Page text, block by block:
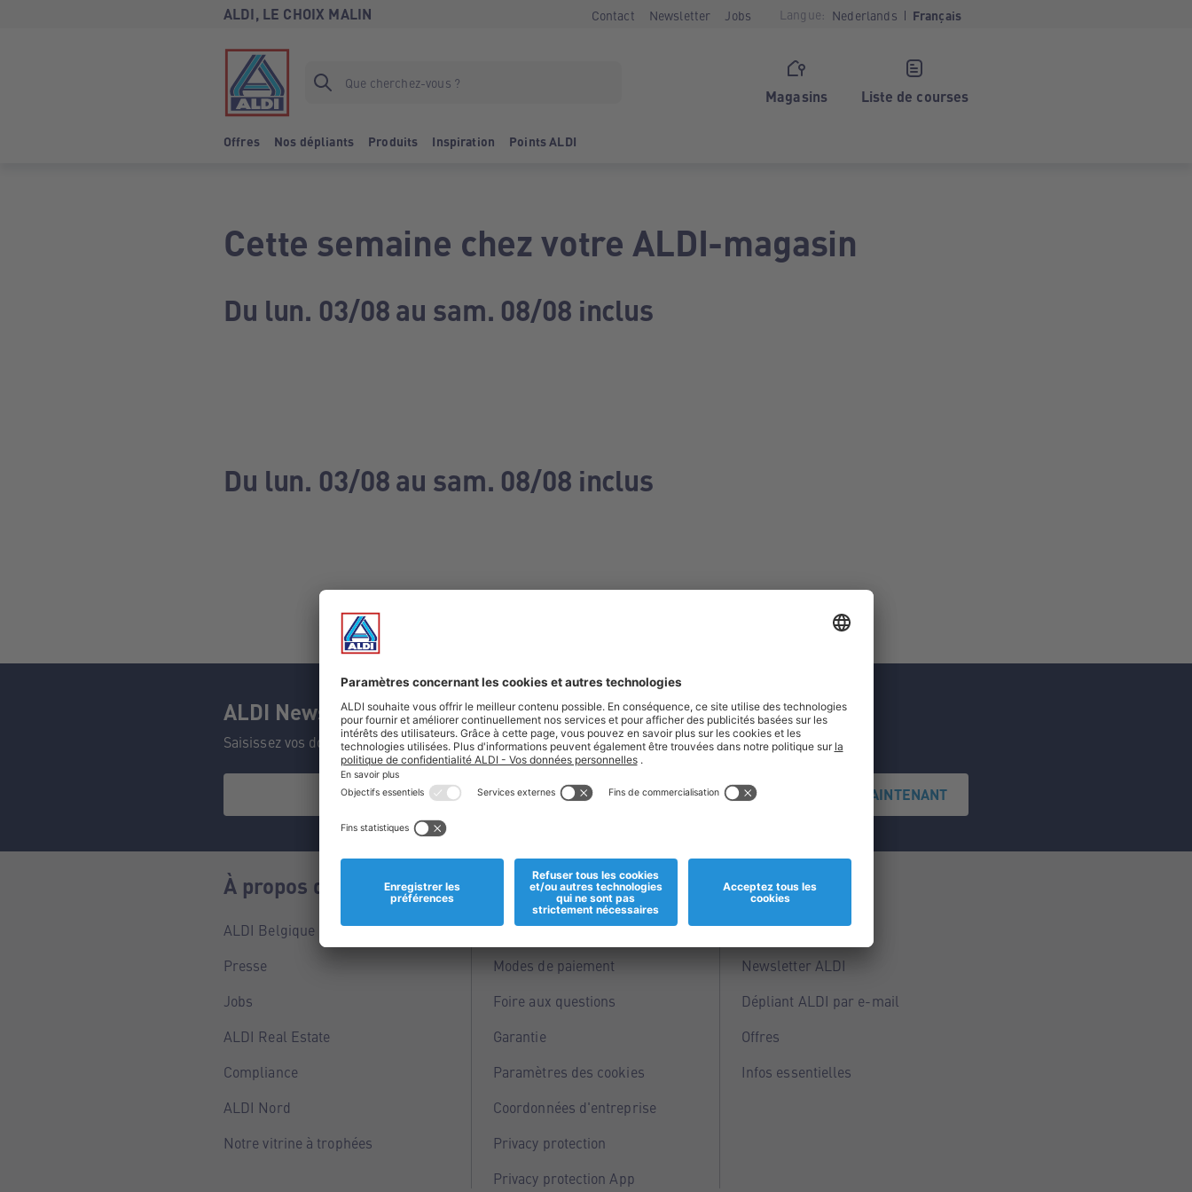
ALDI, LE CHOIX MALIN Contact Newsletter Jobs Langue: Nederlands Français
Magasins Liste de courses
Offres Nos dépliants Produits Inspiration Points ALDI
Cette semaine chez votre ALDI-magasin
Du lun. 03/08 au sam. 08/08 inclus
Du lun. 03/08 au sam. 08/08 inclus
ALDI Newsletter
Saisissez vos données et ne manquez aucune de nos offres.
S'INSCRIRE MAINTENANT
À propos de nous
ALDI Belgique
Presse
Jobs
ALDI Real Estate
Compliance
ALDI Nord
Notre vitrine à trophées
Informations
Magasins
Modes de paiement
Foire aux questions
Garantie
Paramètres des cookies
Coordonnées d'entreprise
Privacy protection
Privacy protection App
Service
Points ALDI
Newsletter ALDI
Dépliant ALDI par e-mail
Offres
Infos essentielles